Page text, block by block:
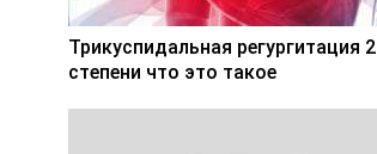
Трикуспидальная регургитация 2
степени что это такое